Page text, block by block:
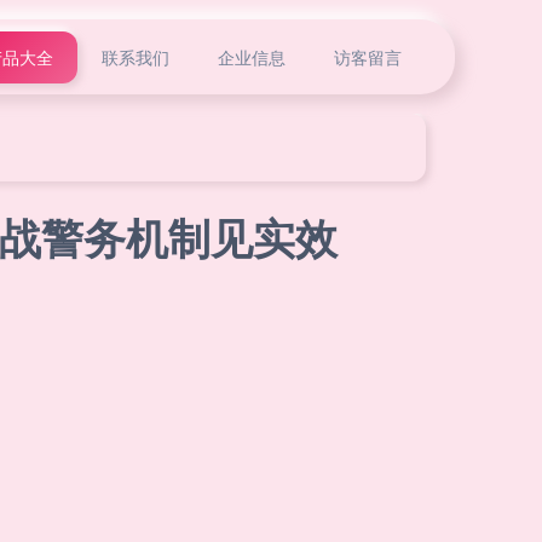
大全 联系我们 企业信息 访客留言
警务机制见实效